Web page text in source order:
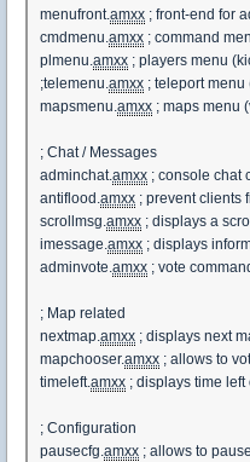
menufront.amxx ; front-end for
cmdmenu.amxx ; command
plmenu.amxx ; players menu
;telemenu.amxx ; teleport
mapsmenu.amxx ; maps menu
; Chat / Messages
adminchat.amxx ; console chat
antiflood.amxx ; prevent clients
scrollmsg.amxx ; displays a
imessage.amxx ; displays
adminvote.amxx ; vote
; Map related
nextmap.amxx ; displays next
mapchooser.amxx ; allows to
timeleft.amxx ; displays time left
; Configuration
pausecfg.amxx ; allows to